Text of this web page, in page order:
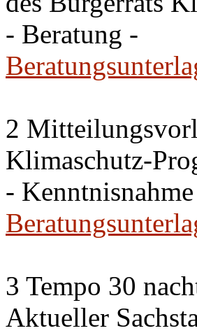
- Beratung -
2
Klimaschutz-
-
3 Tempo 30
Aktueller